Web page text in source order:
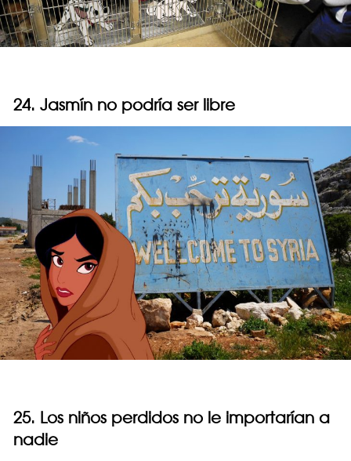
24. Jasmín no podría ser libre
25. Los niños perdidos no le importarían a
nadie